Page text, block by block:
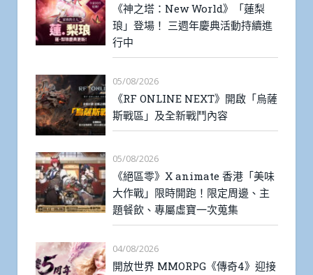
《神之塔：New World》「蓮梨
琅」登場！ 三週年慶典活動持續進
行中
05/08/2026
《RF ONLINE NEXT》開啟「烏薩
斯戰區」及全新戰鬥內容
05/08/2026
《絕區零》X animate 香港「美味
大作戰」限時開跑！限定周邊、主
題餐飲、專屬虛寶一次蒐集
04/08/2026
開放世界 MMORPG《傳奇4》迎接